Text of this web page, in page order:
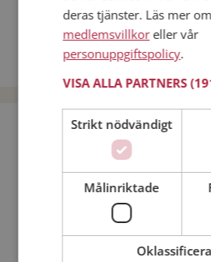
Män från Linköping
Dejta kvinnor i Sverige
Dejta män i Sverige
Bli medlem
Jag är en: Man
Min ålder:
deras tjänster. Läs mer om
medlemsvillkoreller vår
personuppgiftspolicy.
VISA ALLA PARTNERS
Strikt nödvändigt
Målinriktade